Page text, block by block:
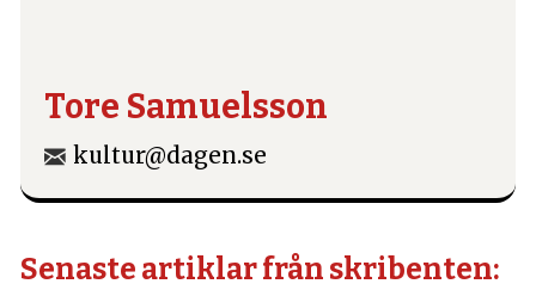
Tore Samuelsson
kultur@dagen.se
Senaste artiklar från skribenten: